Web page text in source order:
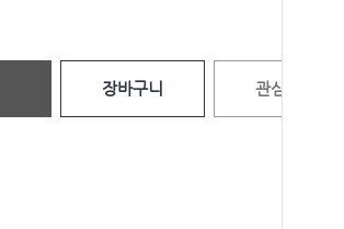
장바구니 관심상품